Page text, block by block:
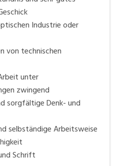
Industrie oder
von technischen
unter
zwingend
sorgfältige Denk- und
selbständige Arbeitsweise
Schrift